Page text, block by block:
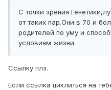
С точки зрения
от таких пар.Они в 70 и
родителей по уму и
условиям жизни.
Ссылку плз.
Если ссылка циклиться на